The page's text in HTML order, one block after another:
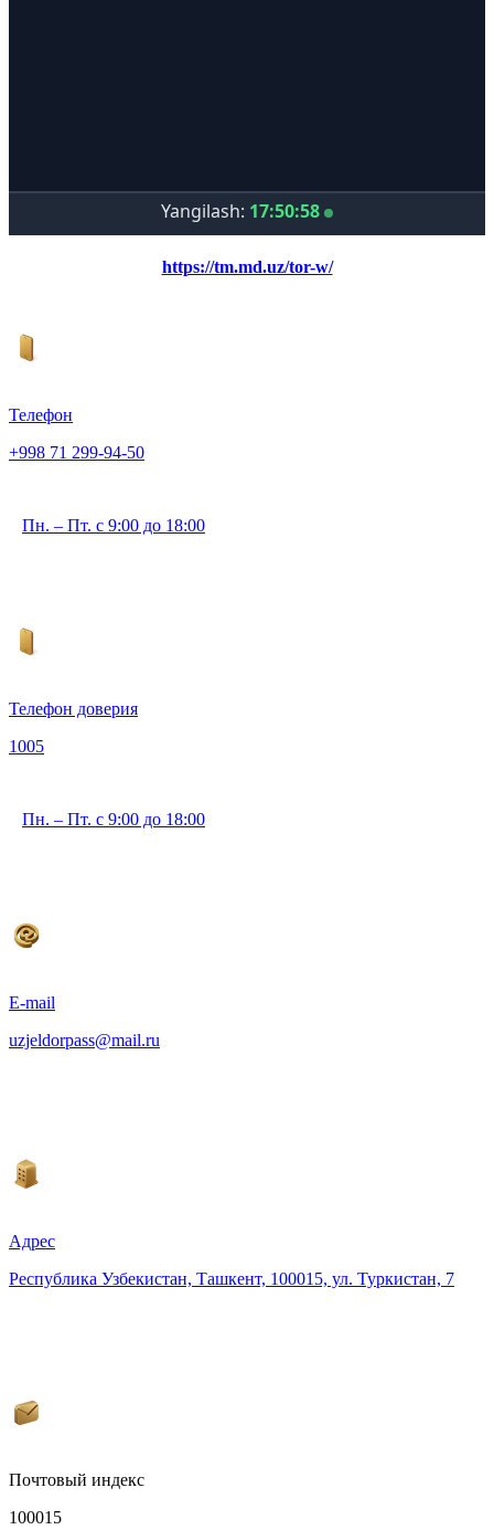
https://tm.md.uz/tor-w/
Телефон
+998 71 299-94-50
Пн. – Пт. с 9:00 до 18:00
Телефон доверия
1005
Пн. – Пт. с 9:00 до 18:00
E-mail
uzjeldorpass@mail.ru
Адрес
Республика Узбекистан, Ташкент, 100015, ул. Туркистан, 7
Почтовый индекс
100015